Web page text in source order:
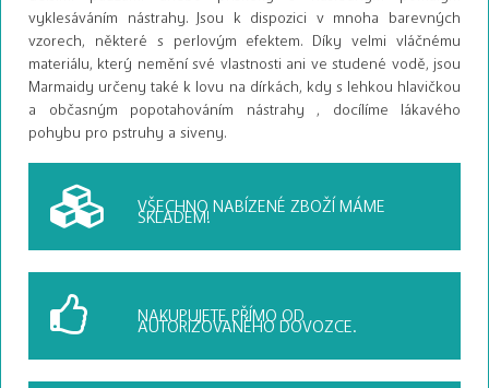
vyklesáváním nástrahy. Jsou k dispozici v mnoha barevných
vzorech, některé s perlovým efektem. Díky velmi vláčnému
materiálu, který nemění své vlastnosti ani ve studené vodě, jsou
Marmaidy určeny také k lovu na dírkách, kdy s lehkou hlavičkou
a občasným popotahováním nástrahy , docílíme lákavého
pohybu pro pstruhy a siveny.
VŠECHNO NABÍZENÉ ZBOŽÍ MÁME
SKLADEM!
NAKUPUJETE PŘÍMO OD
AUTORIZOVANÉHO DOVOZCE.